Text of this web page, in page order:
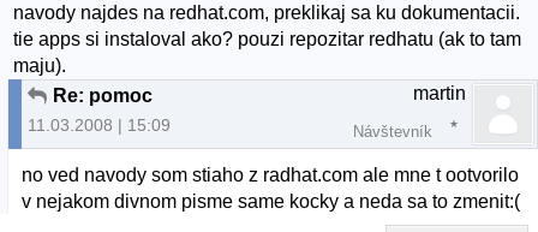
navody najdes na redhat.com, preklikaj sa ku dokumentacii.
tie apps si instaloval ako? pouzi repozitar redhatu (ak to tam
maju).
Re: pomoc
11.03.2008 | 15:09
martin
Návštevník
no ved navody som stiaho z radhat.com ale mne t ootvorilo
v nejakom divnom pisme same kocky a neda sa to zmenit:(